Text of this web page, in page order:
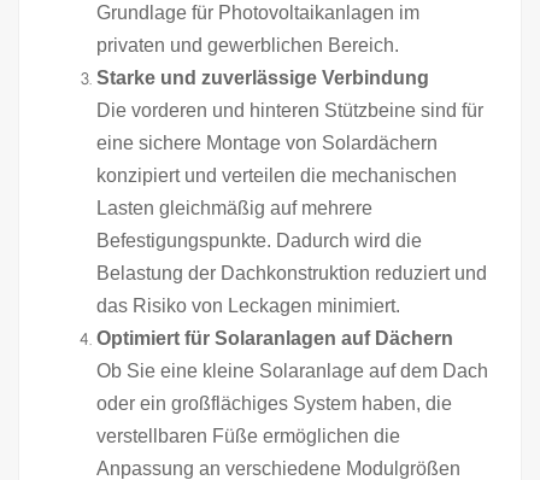
Grundlage für Photovoltaikanlagen im
privaten und gewerblichen Bereich.
Starke und zuverlässige Verbindung
Die vorderen und hinteren Stützbeine sind für
eine sichere Montage von Solardächern
konzipiert und verteilen die mechanischen
Lasten gleichmäßig auf mehrere
Befestigungspunkte. Dadurch wird die
Belastung der Dachkonstruktion reduziert und
das Risiko von Leckagen minimiert.
Optimiert für Solaranlagen auf Dächern
Ob Sie eine kleine Solaranlage auf dem Dach
oder ein großflächiges System haben, die
verstellbaren Füße ermöglichen die
Anpassung an verschiedene Modulgrößen